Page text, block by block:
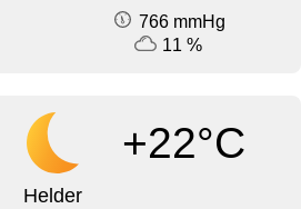
766 mmHg
11 %
+22°C
Helder